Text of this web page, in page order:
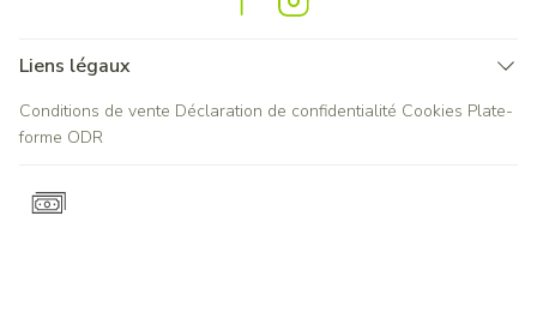
Liens légaux
Conditions de vente Déclaration de confidentialité Cookies Plate-
forme ODR